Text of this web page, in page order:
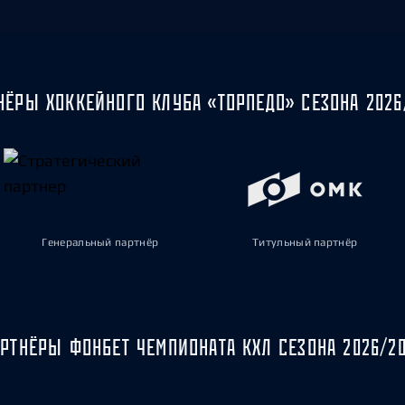
ХОККЕЙНОГО КЛУБА «ТОРПЕДО» СЕЗОНА
Генеральный партнёр Титульный партнёр
ФОНБЕТ ЧЕМПИОНАТА КХЛ СЕЗОНА 2026/